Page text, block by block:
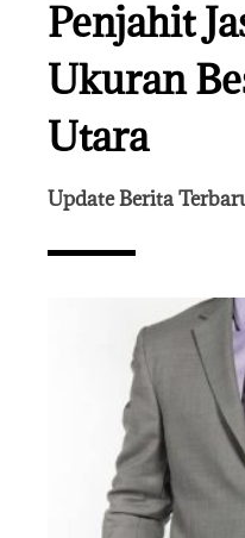
Penjahit
Ukuran
Utara
Update Berita